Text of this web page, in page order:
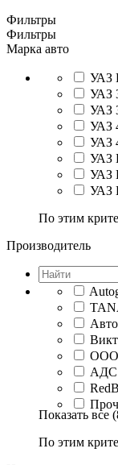
Фильтры
Фильтры
Марка авто
УАЗ
УАЗ
УАЗ
УАЗ
УАЗ
УАЗ
УАЗ
УАЗ
По этим
Производитель
ООО
АДС
Показать все
По этим